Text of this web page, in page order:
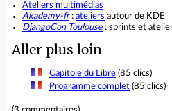
Ateliers multimédias
Akademy-fr: ateliers autour de KDE
DjangoCon Toulouse: sprints et
Aller plus loin
Capitole du Libre(85 clics)
Programme complet(85 clics)